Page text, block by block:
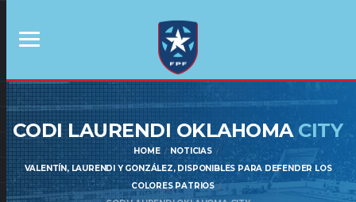
CODI LAURENDI OKLAHOMA CITY
HOME
NOTICIAS
VALENTÍN, LAURENDI Y GONZÁLEZ, DISPONIBLES PARA DEFENDER LOS
COLORES PATRIOS